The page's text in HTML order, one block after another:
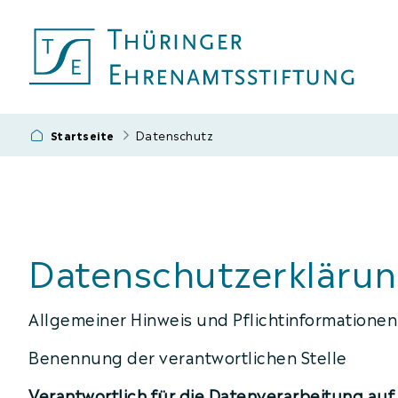
Startseite Datenschutz
Allgemeiner Hinweis und Pflichtinformationen
Benennung der verantwortlichen Stelle